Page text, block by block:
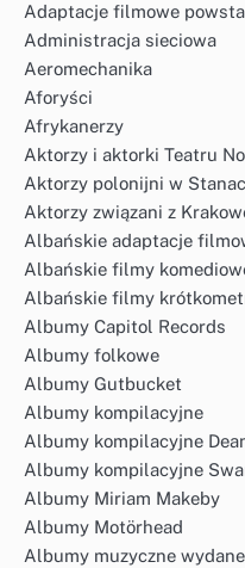
Adaptacje filmowe
Administracja sieciowa
Aeromechanika
Aforyści
Afrykanerzy
Aktorzy i aktorki Teatru
Aktorzy polonijni w
Aktorzy związani z
Albańskie adaptacje
Albańskie filmy
Albańskie filmy
Albumy Capitol Records
Albumy folkowe
Albumy Gutbucket
Albumy kompilacyjne
Albumy kompilacyjne
Albumy kompilacyjne
Albumy Miriam Makeby
Albumy Motörhead
Albumy muzyczne